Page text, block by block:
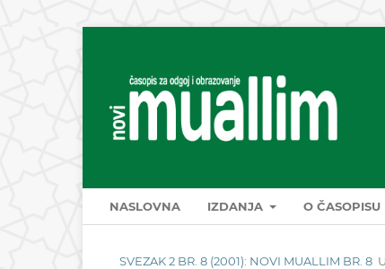
NASLOVNA IZDANJA O ČASOPISU
SVEZAK 2 BR. 8 (2001): NOVI MUALLIM BR. 8